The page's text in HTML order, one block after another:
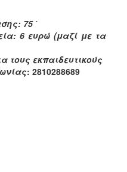
: 75 ΄
6 ευρώ (μαζί με τα
τους εκπαιδευτικούς
: 2810288689